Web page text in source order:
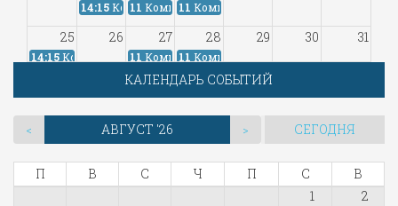
14:15 Комиссия...
11 Комиссия...
11 Комиссия...
25 26 27 28 29 30 31
14:15 Комиссия... 11 Комиссия...
11 Комиссия...
3 4 5
КАЛЕНДАРЬ СОБЫТИЙ
< АВГУСТ '26 > СЕГОДНЯ
П В С Ч П С
В
1
2